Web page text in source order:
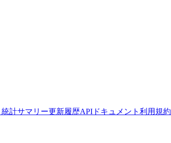
統計サマリー更新履歴APIドキュメント 利用規約